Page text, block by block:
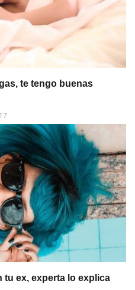
te tengo buenas
tu ex, experta lo explica